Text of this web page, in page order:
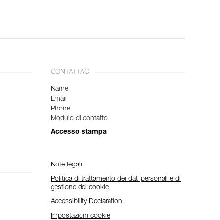
CONTATTACI
Name
Email
Phone
Modulo di contatto
Accesso stampa
Note legali
Politica di trattamento dei dati personali e di
gestione dei cookie
Accessibility Declaration
Impostazioni cookie